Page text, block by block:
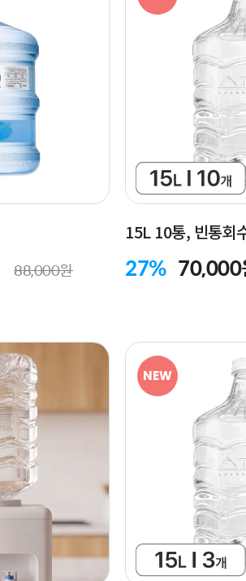
88,000원
15L 10통, 빈통회
27% 70,000
NEW